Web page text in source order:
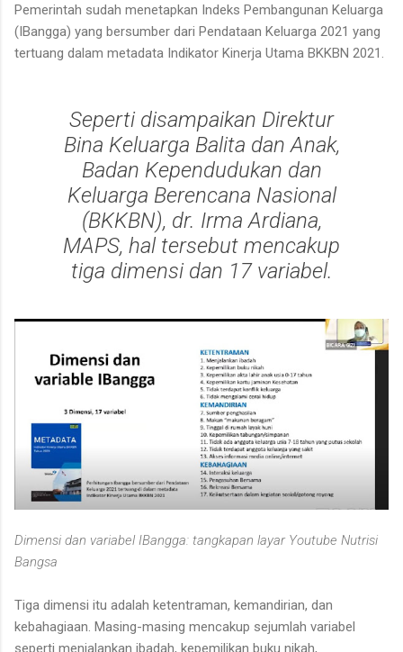
Pemerintah sudah menetapkan Indeks Pembangunan Keluarga
(IBangga) yang bersumber dari Pendataan Keluarga 2021 yang
tertuang dalam metadata Indikator Kinerja Utama BKKBN 2021.
Seperti disampaikan Direktur
Bina Keluarga Balita dan Anak,
Badan Kependudukan dan
Keluarga Berencana Nasional
(BKKBN), dr. Irma Ardiana,
MAPS, hal tersebut mencakup
tiga dimensi dan 17 variabel.
Dimensi dan variabel IBangga: tangkapan layar Youtube Nutrisi
Bangsa
Tiga dimensi itu adalah ketentraman, kemandirian, dan
kebahagiaan. Masing-masing mencakup sejumlah variabel
seperti menjalankan ibadah, kepemilikan buku nikah,